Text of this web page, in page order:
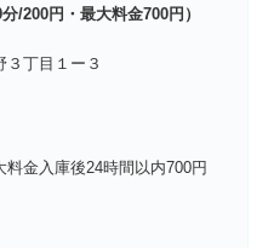
/200円・最大料金700円）
丁目１ー３
金入庫後24時間以内700円